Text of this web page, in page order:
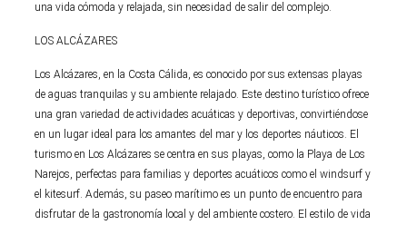
una vida cómoda y relajada, sin necesidad de salir del complejo.
LOS ALCÁZARES
Los Alcázares, en la Costa Cálida, es conocido por sus extensas playas
de aguas tranquilas y su ambiente relajado. Este destino turístico ofrece
una gran variedad de actividades acuáticas y deportivas, convirtiéndose
en un lugar ideal para los amantes del mar y los deportes náuticos. El
turismo en Los Alcázares se centra en sus playas, como la Playa de Los
Narejos, perfectas para familias y deportes acuáticos como el windsurf y
el kitesurf. Además, su paseo marítimo es un punto de encuentro para
disfrutar de la gastronomía local y del ambiente costero. El estilo de vida